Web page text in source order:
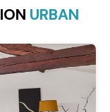
URBAN